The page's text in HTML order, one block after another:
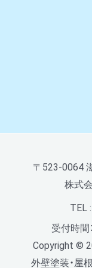
〒523-0064
株式
TEL :
受付時間
Copyright ©
外壁塗装・屋